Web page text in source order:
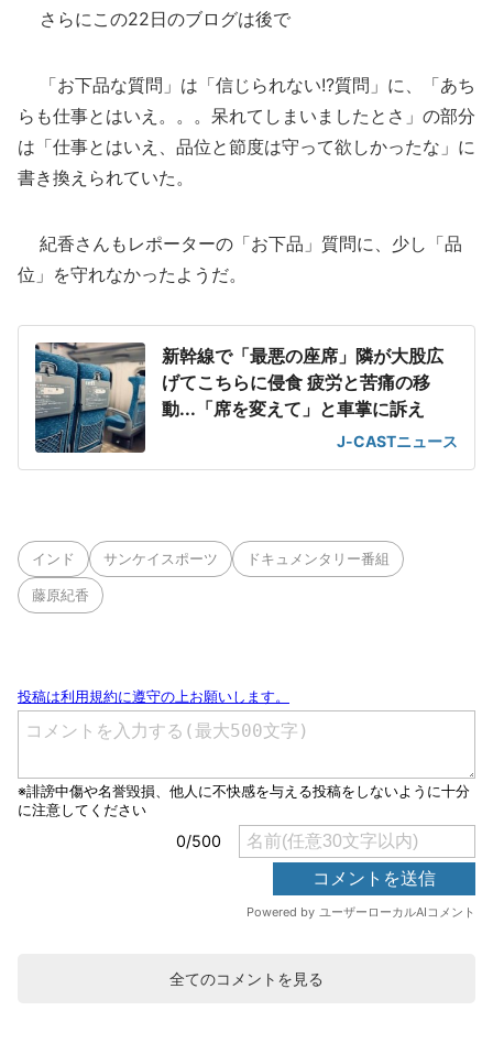
さらにこの22日のブログは後で
「お下品な質問」は「信じられない!?質問」に、「あち
らも仕事とはいえ。。。呆れてしまいましたとさ」の部分
は「仕事とはいえ、品位と節度は守って欲しかったな」に
書き換えられていた。
紀香さんもレポーターの「お下品」質問に、少し「品
位」を守れなかったようだ。
新幹線で「最悪の座席」隣が大股広
げてこちらに侵食 疲労と苦痛の移
動...「席を変えて」と車掌に訴え
J-CASTニュース
インド サンケイスポーツ ドキュメンタリー番組
藤原紀香
全てのコメントを見る